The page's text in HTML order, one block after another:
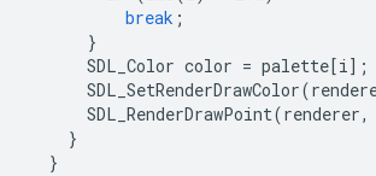
break ;
}
SDL_Color color = palette [i];
SDL_SetRenderDrawColor(
SDL_RenderDrawPoint(renderer,
}
}